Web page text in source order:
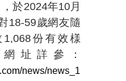
於2024年10月
18-59歲網友隨
份有效様
址詳參：
news/news_1